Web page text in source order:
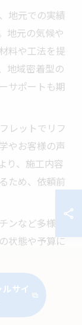
地元での実績
地元の気候や
料や工法を提
地域密着型の
サポートも期
レットでリフ
やお客様の声
り、施工内容
ため、依頼前
など多様な
状態や予算に
ではのネット
いくリフォー
サイ